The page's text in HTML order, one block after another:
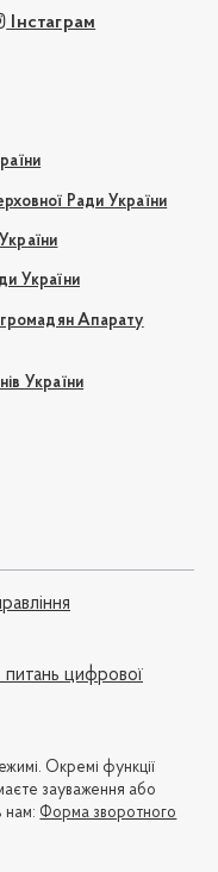
Інстаграм
Ради України
України
громадян Апарату
України
питань цифрової
Окремі функції
зауваження або
нам: Форма зворотного